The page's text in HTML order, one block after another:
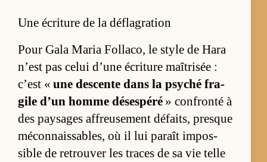
Une écriture de la déflagration
Pour Gala Ma­ria Fol­la­co, le style de Hara
n’est pas ce­lui d’une écri­ture maî­tri­sée :
c’est « une des­cente dans la psy­ché fra­
gile d’un homme déses­péré » confronté à
des pay­sages af­freu­se­ment dé­faits, presque
mé­con­nais­sa­bles, où il lui pa­raît im­pos­
sible de re­trou­ver les traces de sa vie telle